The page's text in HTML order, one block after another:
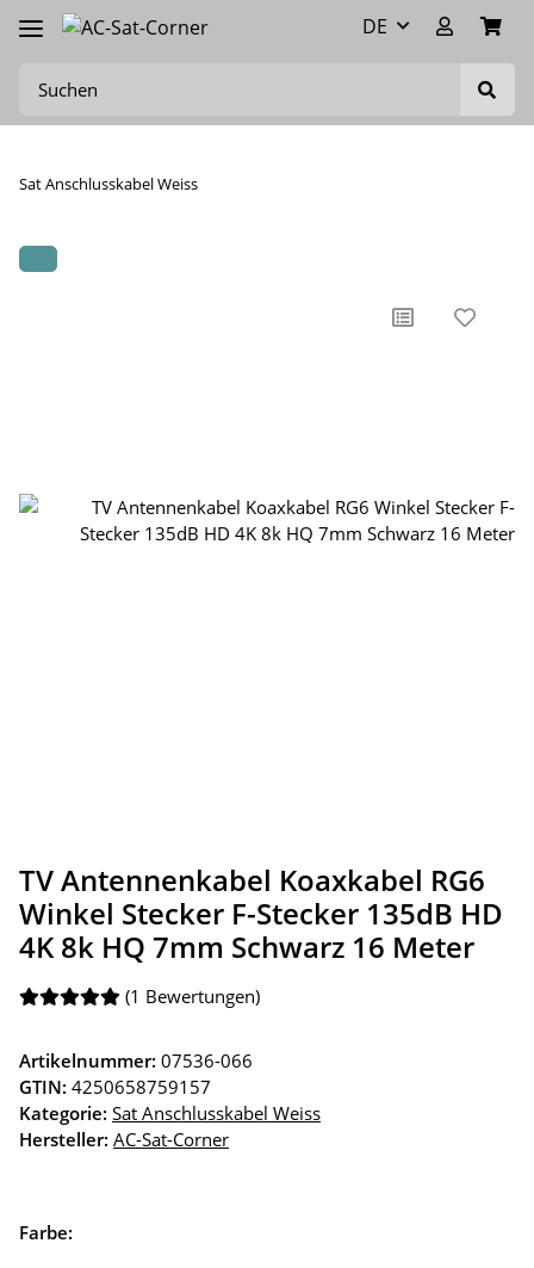
DE
Sat Anschlusskabel Weiss
TV Antennenkabel Koaxkabel RG6
Winkel Stecker F-Stecker 135dB HD
4K 8k HQ 7mm Schwarz 16 Meter
(1 Bewertungen)
Artikelnummer: 07536-066
GTIN: 4250658759157
Kategorie: Sat Anschlusskabel Weiss
Hersteller: AC-Sat-Corner
Farbe: